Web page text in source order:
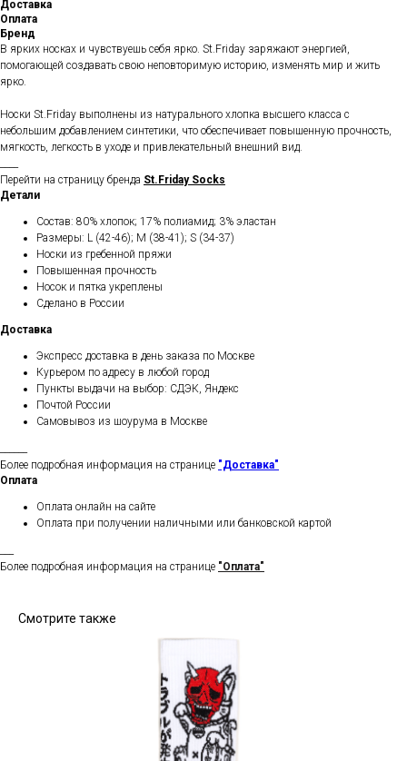
Доставка
Оплата
Бренд
В ярких носках и чувствуешь себя ярко. St.Friday заряжают энергией,
помогающей создавать свою неповторимую историю, изменять мир и жить
ярко.
Носки St.Friday выполнены из натурального хлопка высшего класса с
небольшим добавлением синтетики, что обеспечивает повышенную прочность,
мягкость, легкость в уходе и привлекательный внешний вид.
Перейти на страницу бренда St.Friday Socks
Детали
Состав: 80% хлопок; 17% полиамид; 3% эластан
Размеры: L (42-46); M (38-41); S (34-37)
Носки из гребенной пряжи
Повышенная прочность
Носок и пятка укреплены
Сделано в России
Доставка
Экспресс доставка в день заказа по Москве
Курьером по адресу в любой город
Пункты выдачи на выбор: СДЭК, Яндекс
Почтой России
Самовывоз из шоурума в Москве
Более подробная информация на странице "Доставка"
Оплата
Оплата онлайн на сайте
Оплата при получении наличными или банковской картой
Более подробная информация на странице "Оплата"
Смотрите также